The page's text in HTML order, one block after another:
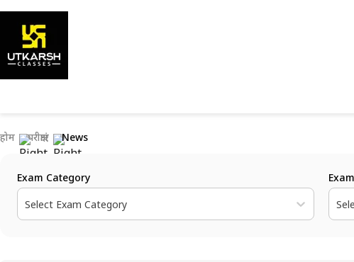
होम परीक्षाएं News
Exam Category
Select Exam Category